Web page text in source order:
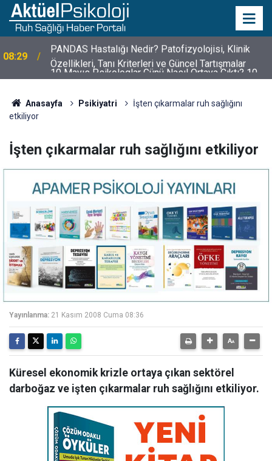
10:30
10 Mayıs Psikologlar Günü Nasıl Ortaya Çıktı? 10
Mayıs Tarihinin Hikayesi
Anasayfa Psikiyatri
İşten çıkarmalar ruh sağlığını
etkiliyor
İşten çıkarmalar ruh sağlığını etkiliyor
Yayınlanma: 21 Kasım 2008 Cuma 08:36
Küresel ekonomik krizle ortaya çıkan sektörel
darboğaz ve işten çıkarmalar ruh sağlığını etkiliyor.